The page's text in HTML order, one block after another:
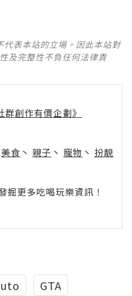
表本站的立場。因此本站對
及完整性不負任何法律責
群創作有價企劃》
美食 丶 親子 丶 寵物 丶 扮靚
更多吃喝玩樂資訊！
GTA